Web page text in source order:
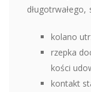
kolano
rzepka
kości
kontakt